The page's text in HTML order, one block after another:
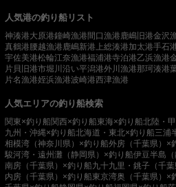
人気港の釣り船リスト
神湊港大原港鐘崎漁港 間口漁港鹿嶋旧港金沢
真鶴港 腰越漁港鹿嶋新港 上総湊港加太港手石
宇佐美港松輪江奈漁港福浦港寺泊港乙浜漁港
片貝旧港市堀川沿い平潟港外川漁港那珂湊港
片名漁港姪浜漁港波崎港西津漁港
人気エリアの釣り船検索
関東×釣り船関西×釣り船東海×釣り船北陸・
九州・沖縄×釣り船北海道・東北×釣り船三浦
相模湾（神奈川県）×釣り船外房（千葉県）×
駿河湾・遠州灘（静岡県）×釣り船伊豆半島
南房（千葉県）×釣り船九十九里・銚子（千
内房（千葉県）×釣り船東京湾奥（千葉県）×